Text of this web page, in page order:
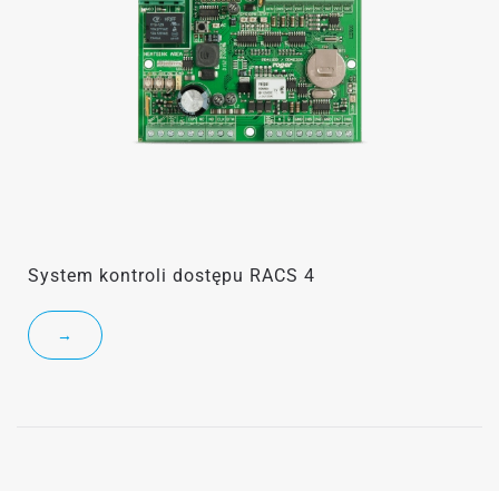
System kontroli dostępu RACS 4
→